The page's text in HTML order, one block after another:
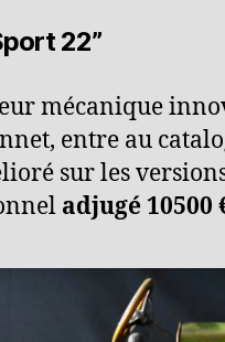
22”
mécanique
entre au
sur les
adjugé 10500